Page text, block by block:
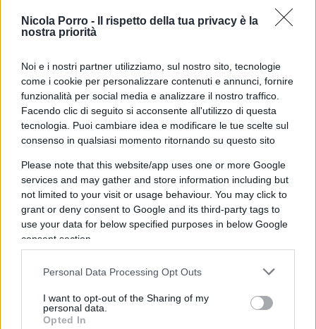
Nicola Porro -
Il rispetto della tua privacy è la
nostra priorità
Noi e i nostri partner utilizziamo, sul nostro sito, tecnologie
come i cookie per personalizzare contenuti e annunci, fornire
funzionalità per social media e analizzare il nostro traffico.
Facendo clic di seguito si acconsente all'utilizzo di questa
tecnologia. Puoi cambiare idea e modificare le tue scelte sul
consenso in qualsiasi momento ritornando su questo sito
Please note that this website/app uses one or more Google
services and may gather and store information including but
not limited to your visit or usage behaviour. You may click to
grant or deny consent to Google and its third-party tags to
use your data for below specified purposes in below Google
consent section.
Personal Data Processing Opt Outs
I want to opt-out of the Sharing of my
personal data.
Opted In
sono fatti suoi, avrà i suoi motivi e chi sono io per
giudicare (citazione bergogliana)?
Ora, vedete,la Chiesa cattolica è un club
privatonel quale entra chi vuole e se vuole. Ma
se uno si iscrive al club del bridge e poi, una volta
dentro, chiede di cambiare le regole, nessuno si
stupisce se viene accompagnato gentilmente
fuori: ha sbagliato porta, se voleva giocare a
scopone il club era un altro. Per questo la Chiesa
un tempo perdonava anche i peccatori più biechi
magli eretici li mandava al rogo
Bergoglio cerca di farlo da quando è Papa.
Addirittura ha modificato ilPaternoster
: al posto di
«non indurci» ha messo «non abbandonarci alla